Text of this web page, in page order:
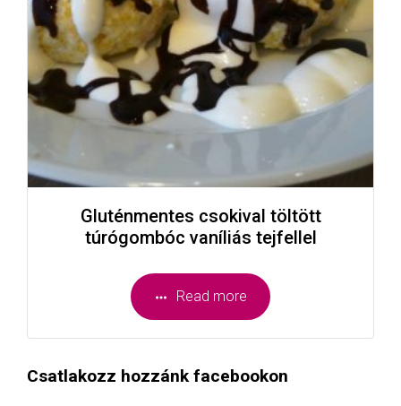
Gluténmentes csokival töltött
túrógombóc vaníliás tejfellel
Read more
Csatlakozz hozzánk facebookon